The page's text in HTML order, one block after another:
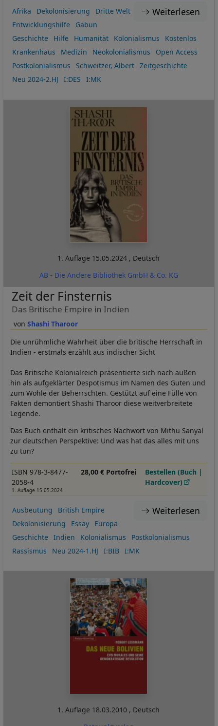
Weiterlesen
Afrika Dekolonisierung
Dritte Welt
Entwicklungshilfe
Gabun
Geschichte
Hilfe Humanität Kolonialismus
Kostenlos
Krankenhaus
Medizin Neokolonialismus
Open Access
Postkolonialismus
Schweitzer, Albert
Zeitgeschichte
Neu 2024-2.HJ
I:DES I:MK
1. Auflage 15.05.2024 , Deutsch
AB - Die Andere Bibliothek GmbH & Co. KG
Shashi Tharoor
Zeit der Finsternis
Das Britische Empire in Indien
Die unrühmliche Wahrheit über die britische Herrschaft in
Indien - erstmals erzählt aus indischer Sicht
Das Britische Kolonialreich präsentierte sich nach außen
hin als aufgeklärter Despotismus im Namen des Guten und
zum Wohle der Beherrschten. Gestützt auf eine Fülle von
Fakten demontiert Shashi Tharoor diese weitverbreitete
Legende.
Das Buch enthält ein kritisches Nachwort von Mithu Sanyal
zur deutschen Perspektive: Und was hat das alles mit uns
zu tun?
ISBN 978-3-8477-
2058-4
1. Auflage 15.05.2024
28,00 € Portofrei
Bestellen (Buch |
Hardcover)
Weiterlesen
Ausbeutung
British Empire
Dekolonisierung
Essay
Europa
Geschichte
Indien Kolonialismus
Postkolonialismus
Rassismus
Neu 2024-1.HJ I:BIB I:MK
1. Auflage 18.03.2010 , Deutsch